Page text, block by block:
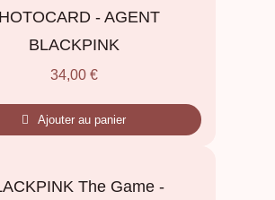
- AGENT
BLACKPINK
34,00 €
Ajouter au panier
The Game -